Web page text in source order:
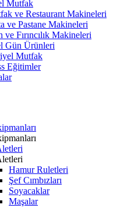
Mutfak
ve Restaurant Makineleri
ve Pastane Makineleri
ve Fırıncılık Makineleri
Gün Ürünleri
Eğitimler
Hamur Ruletleri
Şef Cımbızları
Soyacaklar
Maşalar